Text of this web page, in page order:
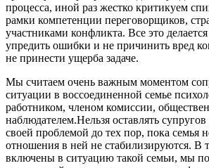
процесса, иной раз жестко критикуем
рамки компетенции переговорщиков,
участниками конфликта. Все это
упредить ошибки и не причинить вред
не принести ущерба задаче.
Мы считаем очень важным моментом
ситуации в воссоединенной семье
работником, членом комиссии,
наблюдателем.Нельзя оставлять
своей проблемой до тех пор, пока семья
отношения в ней не стабилизируются. В
включены в ситуацию такой семьи, мы